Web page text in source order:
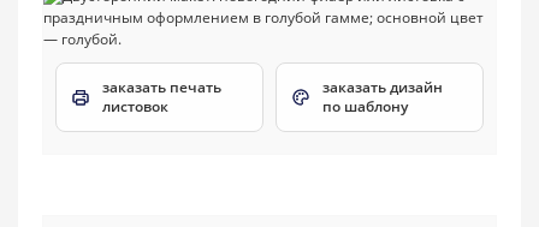
заказать печать
листовок
заказать дизайн
по шаблону